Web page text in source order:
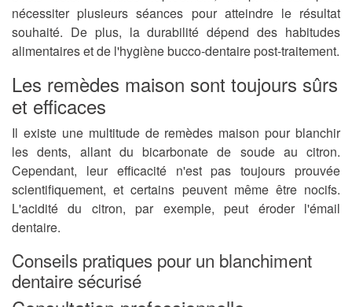
nécessiter plusieurs séances pour atteindre le résultat
souhaité. De plus, la durabilité dépend des habitudes
alimentaires et de l'hygiène bucco-dentaire post-traitement.
Les remèdes maison sont toujours sûrs
et efficaces
Il existe une multitude de remèdes maison pour blanchir
les dents, allant du bicarbonate de soude au citron.
Cependant, leur efficacité n'est pas toujours prouvée
scientifiquement, et certains peuvent même être nocifs.
L'acidité du citron, par exemple, peut éroder l'émail
dentaire.
Conseils pratiques pour un blanchiment
dentaire sécurisé